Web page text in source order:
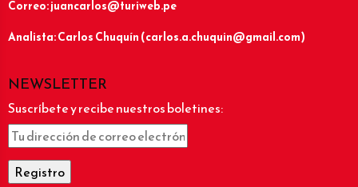
Correo: juancarlos@turiweb.pe
Analista: Carlos Chuquín (carlos.a.chuquin@gmail.com)
NEWSLETTER
Suscríbete y recibe nuestros boletines: